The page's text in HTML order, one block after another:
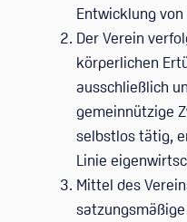
Entwicklung
Der Verein
körperlichen
ausschließlich
gemeinnützige
selbstlos tätig,
Linie
Mittel des